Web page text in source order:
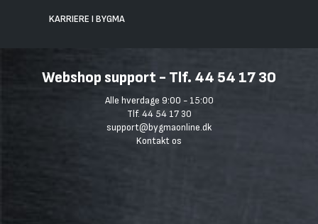
KARRIERE I BYGMA
Webshop support - Tlf. 44 54 17 30
Alle hverdage 9:00 - 15:00
Tlf. 44 54 17 30
support@bygmaonline.dk
Kontakt os